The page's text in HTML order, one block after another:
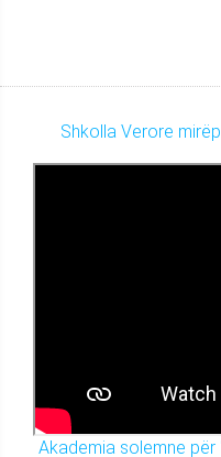
Shkolla Verore
Akademia solemne për